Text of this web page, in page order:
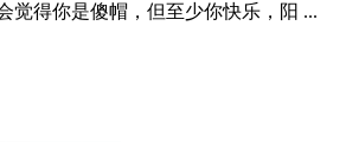
觉得你是傻帽，但至少你快乐，阳 ...